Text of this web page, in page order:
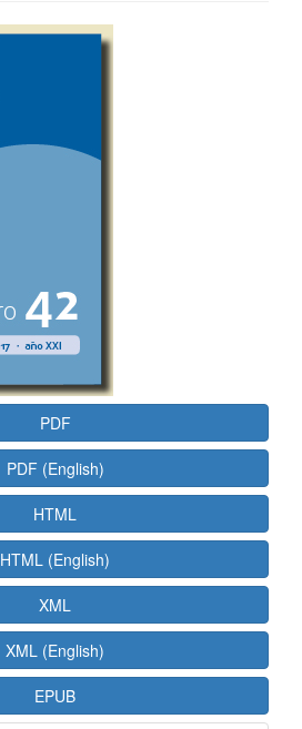
PDF
PDF (English)
HTML
HTML (English)
XML
XML (English)
EPUB